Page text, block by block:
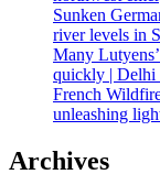
Sunken
river levels in
Many
quickly | Delhi
French
unleashing
Archives